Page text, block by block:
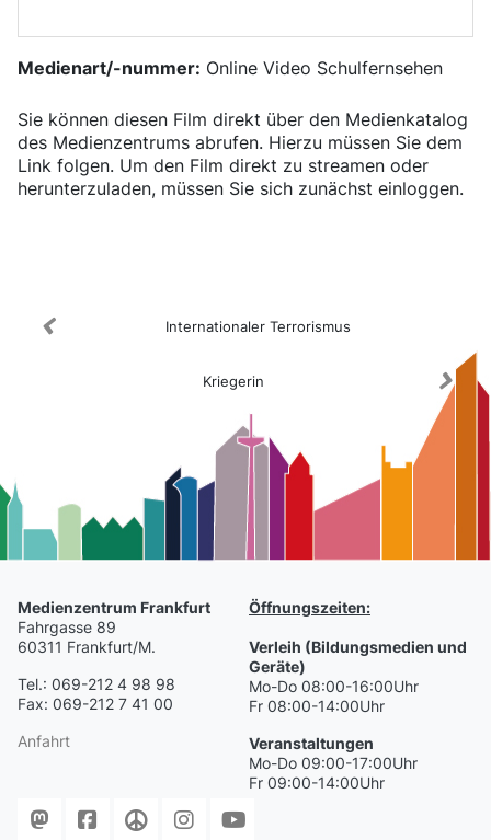
Medienart/-nummer: Online Video Schulfernsehen
Sie können diesen Film direkt über den Medienkatalog
des Medienzentrums abrufen. Hierzu müssen Sie dem
Link folgen. Um den Film direkt zu streamen oder
herunterzuladen, müssen Sie sich zunächst einloggen.
Internationaler Terrorismus
Kriegerin
Medienzentrum Frankfurt
Fahrgasse 89
60311 Frankfurt/M.
Tel.: 069-212 4 98 98
Fax: 069-212 7 41 00
Anfahrt
Öffnungszeiten:
Verleih (Bildungsmedien und
Geräte)
Mo-Do 08:00-16:00Uhr
Fr 08:00-14:00Uhr
Veranstaltungen
Mo-Do 09:00-17:00Uhr
Fr 09:00-14:00Uhr